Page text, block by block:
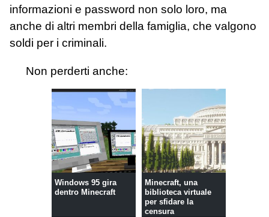
informazioni e password non solo loro, ma
anche di altri membri della famiglia, che valgono
soldi per i criminali.
Non perderti anche:
Windows 95 gira
dentro Minecraft
Minecraft, una
biblioteca virtuale
per sfidare la
censura